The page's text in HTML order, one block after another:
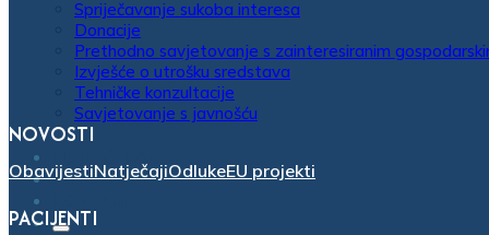
Spriječavanje sukoba interesa
Donacije
Prethodno savjetovanje s zainteresiranim
Izvješće o utrošku sredstava
Tehničke konzultacije
Savjetovanje s javnošću
EU PROJEKTI
NOVOSTI
ObavijestiNatječajiOdlukeEU projekti
PACIJENTI